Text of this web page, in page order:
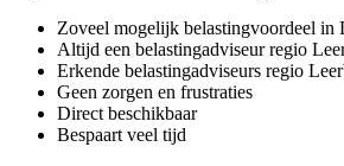
Zoveel mogelijk belastingvoordeel in
Altijd een belastingadviseur regio
Erkende belastingadviseurs regio
Geen zorgen en frustraties
Direct beschikbaar
Bespaart veel tijd